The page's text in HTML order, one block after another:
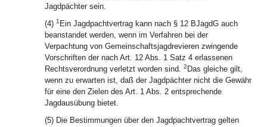
Jagdpächter sein.
(4) 1 Ein Jagdpachtvertrag kann nach § 12 BJagdG auch
beanstandet werden, wenn im Verfahren bei der
Verpachtung von Gemeinschaftsjagdrevieren zwingende
Vorschriften der nach Art. 12 Abs. 1 Satz 4 erlassenen
Rechtsverordnung verletzt worden sind. 2 Das gleiche gilt,
wenn zu erwarten ist, daß der Jagdpächter nicht die Gewähr
für eine den Zielen des Art. 1 Abs. 2 entsprechende
Jagdausübung bietet.
(5) Die Bestimmungen über den Jagdpachtvertrag gelten